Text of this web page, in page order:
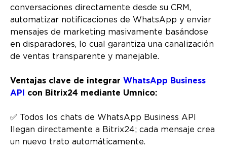
conversaciones directamente desde su CRM,
automatizar notificaciones de WhatsApp y enviar
mensajes de marketing masivamente basándose
en disparadores, lo cual garantiza una canalización
de ventas transparente y manejable.
Ventajas clave de integrar WhatsApp Business
API
con Bitrix24 mediante Umnico:
✅ Todos los chats de WhatsApp Business API
llegan directamente a Bitrix24; cada mensaje crea
un nuevo trato automáticamente.